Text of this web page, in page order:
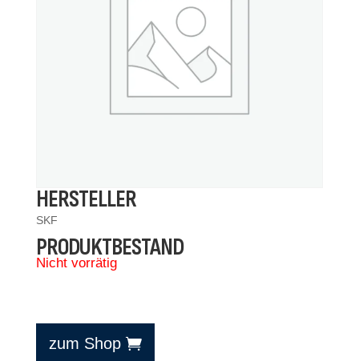
HERSTELLER
SKF
PRODUKTBESTAND
Nicht vorrätig
zum Shop